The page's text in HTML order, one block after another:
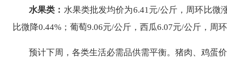
水果类： 水果类批发均价为6.41元/公斤，周环比微
比微降0.44%； 葡萄9.06元/公斤，西瓜6.07元/公斤，周
预计下周，各类生活必需品供需平衡。 猪肉、鸡蛋